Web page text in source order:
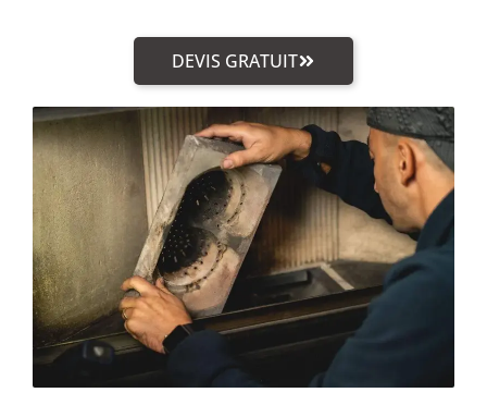
DEVIS GRATUIT